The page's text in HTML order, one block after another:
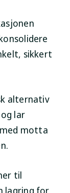
sikkert
alternativ
lar
motta
til
lagring for